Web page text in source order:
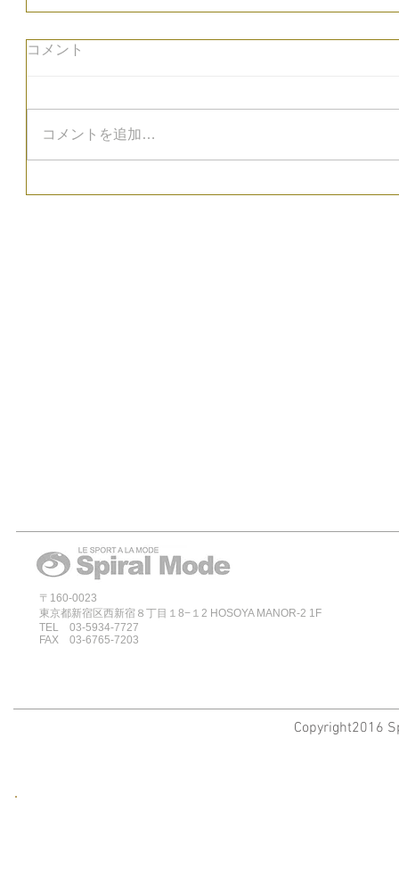
コメント
コメントを追加…
〒160-0023
東京都新宿区西新宿８丁目１8−１2 HOSOYA MANOR-2 1F
TEL 03-5934-7727
FAX 03-6765-7203
Copyright2016